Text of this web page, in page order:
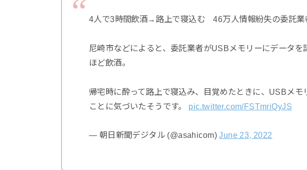
4人で3時間飲酒→路上で寝込む 46万人情報紛失の委託業
尼崎市などによると、委託業者がUSBメモリーにデータを
ほど飲酒。
帰宅時に酔って路上で寝込み、目覚めたときに、USBメモ
ことに気づいたそうです。 pic.twitter.com/FSTmriQyJS
— 朝日新聞デジタル (@asahicom)June 23, 2022